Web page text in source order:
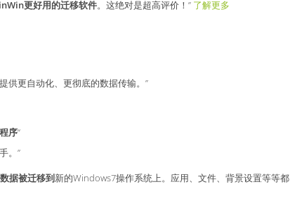
更好用的迁移软件。这绝对是超高评价！” 了解更多
供更自动化、更彻底的数据传输。”
序“
。”
据被迁移到 新的Windows7操作系统上。应用、文件、背景设置等等都